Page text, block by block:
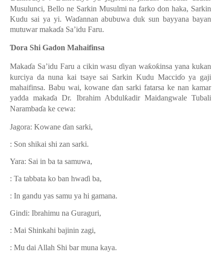
Musulunci, Bello ne Sarkin Musulmi na farko don haka, Sarkin
Kudu sai ya yi. Waɗannan abubuwa duk sun bayyana bayan
mutuwar makaɗa Sa’idu Faru.
Ɗora Shi Gadon Mahaifinsa
Makaɗa Sa’idu Faru a cikin wasuɗiyan waƙoƙinsa yana kukan
kurciya da nuna kai tsaye sai Sarkin Kudu Macciɗo ya gaji
mahaifinsa. Babu wai, kowane ɗan sarki fatarsa ke nan kamar
yadda makaɗa Dr. Ibrahim Abdulƙadir Maidangwale Tubali
Narambaɗa ke cewa:
Jagora: Kowane ɗan sarki,
: Son shikai shi zan sarki.
Yara: Sai in ba ta samuwa,
: Ta tabbata ko ban hwaɗi ba,
: In gandu yas samu ya hi gamana.
Gindi: Ibrahimu na Guraguri,
: Mai Shinkahi bajinin zagi,
: Mu dai Allah Shi bar muna kaya.